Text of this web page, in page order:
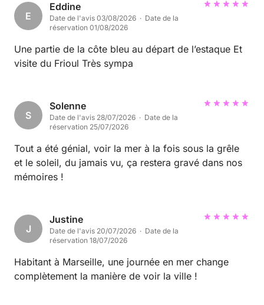
E
Eddine
Date de l'avis 03/08/2026 · Date de la
réservation 01/08/2026
Une partie de la côte bleu au départ de l’estaque Et
visite du Frioul Très sympa
S
Solenne
Date de l'avis 28/07/2026 · Date de la
réservation 25/07/2026
Tout a été génial, voir la mer à la fois sous la grêle
et le soleil, du jamais vu, ça restera gravé dans nos
mémoires !
J
Justine
Date de l'avis 20/07/2026 · Date de la
réservation 18/07/2026
Habitant à Marseille, une journée en mer change
complètement la manière de voir la ville !